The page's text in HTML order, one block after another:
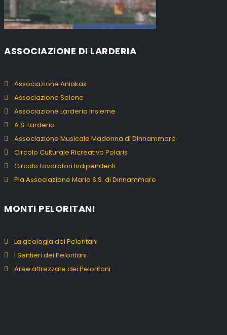
ASSOCIAZIONE DI LARDERIA
Associazione Aniakas
Associazione Selene
Associazione Larderia Insieme
A.S. Larderia
Associazione Musicale Madonna di Dinnammare
Circolo Culturale Ricreativo Polaris
Circolo Lavoratori Indipendenti
Pia Associazione Maria S.S. di Dinnammare
MONTI PELORITANI
La geologia dei Peloritani
I Sentieri dei Peloritani
Aree attrezzate dei Peloritani